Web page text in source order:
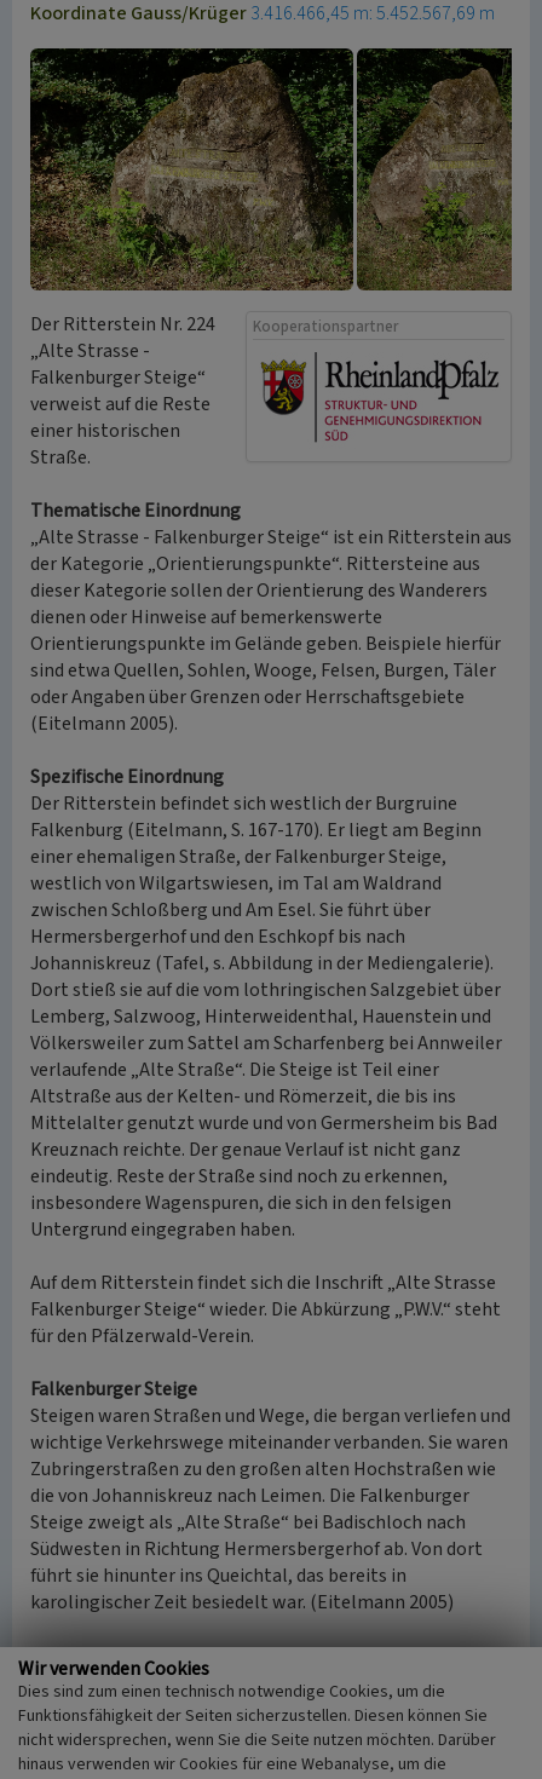
Koordinate Gauss/Krüger3.416.466,45 m: 5.452.567,69 m
Kooperationspartner
Der Ritterstein Nr. 224
„Alte Strasse -
Falkenburger Steige“
verweist auf die Reste
einer historischen
Straße.
Thematische Einordnung
„Alte Strasse - Falkenburger Steige“ ist ein Ritterstein aus
der Kategorie „Orientierungspunkte“. Rittersteine aus
dieser Kategorie sollen der Orientierung des Wanderers
dienen oder Hinweise auf bemerkenswerte
Orientierungspunkte im Gelände geben. Beispiele hierfür
sind etwa Quellen, Sohlen, Wooge, Felsen, Burgen, Täler
oder Angaben über Grenzen oder Herrschaftsgebiete
(Eitelmann 2005).
Spezifische Einordnung
Der Ritterstein befindet sich westlich der Burgruine
Falkenburg (Eitelmann, S. 167-170). Er liegt am Beginn
einer ehemaligen Straße, der Falkenburger Steige,
westlich von Wilgartswiesen, im Tal am Waldrand
zwischen Schloßberg und Am Esel. Sie führt über
Hermersbergerhof und den Eschkopf bis nach
Johanniskreuz (Tafel, s. Abbildung in der Mediengalerie).
Dort stieß sie auf die vom lothringischen Salzgebiet über
Lemberg, Salzwoog, Hinterweidenthal, Hauenstein und
Völkersweiler zum Sattel am Scharfenberg bei Annweiler
verlaufende „Alte Straße“. Die Steige ist Teil einer
Altstraße aus der Kelten- und Römerzeit, die bis ins
Mittelalter genutzt wurde und von Germersheim bis Bad
Kreuznach reichte. Der genaue Verlauf ist nicht ganz
eindeutig. Reste der Straße sind noch zu erkennen,
insbesondere Wagenspuren, die sich in den felsigen
Untergrund eingegraben haben.
Auf dem Ritterstein findet sich die Inschrift „Alte Strasse
Falkenburger Steige“ wieder. Die Abkürzung „P.W.V.“ steht
für den Pfälzerwald-Verein.
Falkenburger Steige
Steigen waren Straßen und Wege, die bergan verliefen und
wichtige Verkehrswege miteinander verbanden. Sie waren
Zubringerstraßen zu den großen alten Hochstraßen wie
die von Johanniskreuz nach Leimen. Die Falkenburger
Steige zweigt als „Alte Straße“ bei Badischloch nach
Südwesten in Richtung Hermersbergerhof ab. Von dort
führt sie hinunter ins Queichtal, das bereits in
karolingischer Zeit besiedelt war. (Eitelmann 2005)
(Simone Brug, Struktur- und Genehmigungsdirektion Süd,
2021)
Wir verwenden Cookies
Dies sind zum einen technisch notwendige Cookies, um die
Funktionsfähigkeit der Seiten sicherzustellen. Diesen können Sie
nicht widersprechen, wenn Sie die Seite nutzen möchten. Darüber
hinaus verwenden wir Cookies für eine Webanalyse, um die